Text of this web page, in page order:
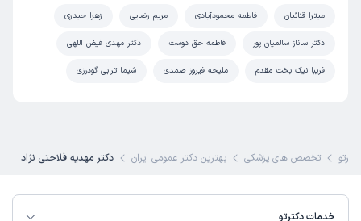
میترا قنائیان فاطمه محمودآبادی مریم رضایی زهرا حیدری
دکتر ساناز سالمیان پور فاطمه حق دوست دکتر مهدی فیض اللهی
فریبا نیک بخت مقدم ملیحه فیروز صمدی شیما ترابی گودرزی
دکترتو تخصص های پزشکی بهترین دکتر عمومی ایران دکتر مهدیه فلاحتی نژاد
خدمات دکترتو